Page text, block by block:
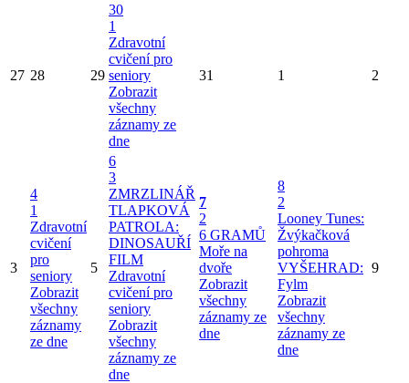
27 28 29
30
1
Zdravotní
cvičení pro
seniory
Zobrazit
všechny
záznamy ze
dne
31 1 2
3
4
1
Zdravotní
cvičení
pro
seniory
Zobrazit
všechny
záznamy
ze dne
5
6
3
ZMRZLINÁŘ
TLAPKOVÁ
PATROLA:
DINOSAUŘÍ
FILM
Zdravotní
cvičení pro
seniory
Zobrazit
všechny
záznamy ze
dne
7
2
6 GRAMŮ
Moře na
dvoře
Zobrazit
všechny
záznamy ze
dne
8
2
Looney Tunes:
Žvýkačková
pohroma
VYŠEHRAD:
Fylm
Zobrazit
všechny
záznamy ze
dne
9